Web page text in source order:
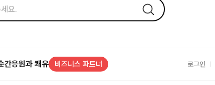
간응원과 쾌유 비즈니스 파트너 로그인